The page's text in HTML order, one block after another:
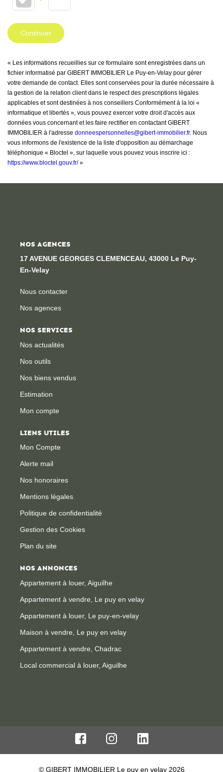
Continuer
« Les informations recueillies sur ce formulaire sont enregistrées dans un
fichier informatisé par GIBERT IMMOBILIER Le Puy-en-Velay pour gérer
votre demande de contact. Elles sont conservées pour la durée nécessaire à
la gestion de la relation client dans le respect des prescriptions légales
applicables et sont destinées à nos conseillers Conformément à la loi «
informatique et libertés », vous pouvez exercer votre droit d'accès aux
données vous concernant et les faire rectifier en contactant GIBERT
IMMOBILIER à l'adresse donneespersonnelles@gibert-immobilier.fr. Nous
vous informons de l'existence de la liste d'opposition au démarchage
téléphonique « Bloctel », sur laquelle vous pouvez vous inscrire ici :
https://www.bloctel.gouv.fr/»
NOS AGENCES
17 AVENUE GEORGES CLEMENCEAU, 43000 Le Puy-
En-Velay
Nous contacter
Nos agences
NOS SERVICES
Nos actualités
Nos outils
Nos biens vendus
Estimation
Mon compte
LIENS UTILES
Mon Compte
Alerte mail
Nos honoraires
Mentions légales
Politique de confidentialité
Gestion des Cookies
Plan du site
NOS ANNONCES
Appartement à louer, Aiguilhe
Appartement à vendre, Le puy en velay
Appartement à louer, Le puy-en-velay
Maison à vendre, Le puy en velay
Appartement à vendre, Chadrac
Local commercial à louer, Aiguilhe
© GIBERT IMMOBILIER Le puy en velay 2026